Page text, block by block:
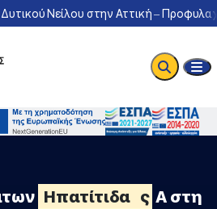
Νείλου στην Αττική –
Ηπατίτιδα ς Α στη